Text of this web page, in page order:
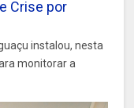
Crise por
instalou, nesta
monitorar a